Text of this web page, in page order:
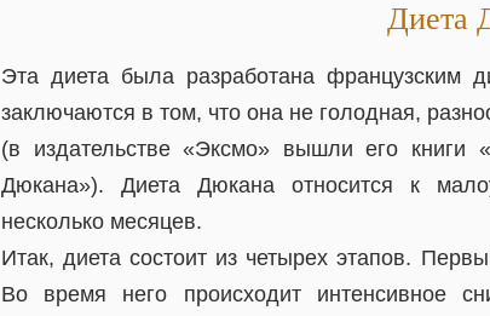
Диета
Эта диета была разработана французским
заключаются в том, что она не голодная,
(в издательстве «Эксмо» вышли его
Дюкана»). Диета Дюкана относится к
несколько месяцев.
Итак, диета состоит из четырех этапов.
Во время него происходит интенсивное